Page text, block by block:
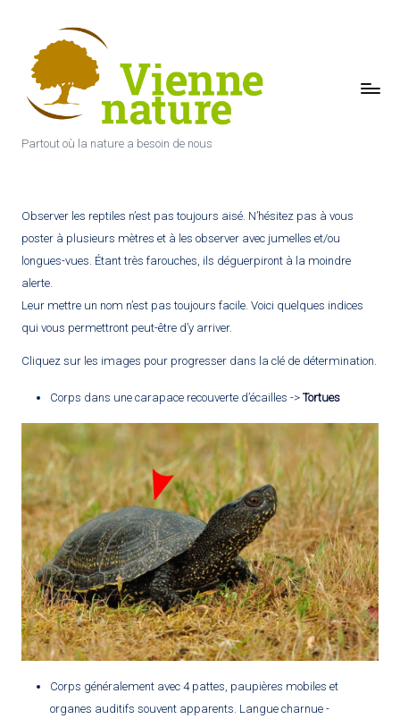
V
n
e
N
a
t
u
e
Partout où la nature a besoin de nous
Observer les reptiles n’est pas toujours aisé. N’hésitez pas à vous
poster à plusieurs mètres et à les observer avec jumelles et/ou
longues-vues. Étant très farouches, ils déguerpiront à la moindre
alerte.
Leur mettre un nom n’est pas toujours facile. Voici quelques indices
qui vous permettront peut-être d’y arriver.
Cliquez sur les images pour progresser dans la clé de détermination.
Corps dans une carapace recouverte d’écailles -> Tortues
Corps généralement avec 4 pattes, paupières mobiles et
organes auditifs souvent apparents. Langue charnue -